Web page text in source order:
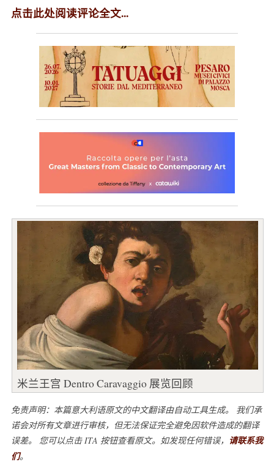
点击此处阅读评论全文...
米兰王宫 Dentro Caravaggio 展览回顾
免责声明：本篇意大利语原文的中文翻译由自动工具生成。 我们承
诺会对所有文章进行审核，但无法保证完全避免因软件造成的翻译
误差。 您可以点击 ITA 按钮查看原文。如发现任何错误， 请联系我
们。